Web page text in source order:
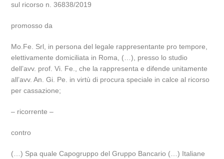
sul ricorso n. 36838/2019
promosso da
Mo.Fe. Srl, in persona del legale rappresentante pro tempore,
elettivamente domiciliata in Roma, (…), presso lo studio
dell’avv. prof. Vi. Fe., che la rappresenta e difende unitamente
all’avv. An. Gi. Pe. in virtù di procura speciale in calce al ricorso
per cassazione;
– ricorrente –
contro
(…) Spa quale Capogruppo del Gruppo Bancario (…) Italiane